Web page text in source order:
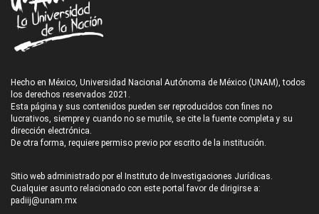
Hecho en México, Universidad Nacional Autónoma de México (UNAM), todos
los derechos reservados 2021.
Esta página y sus contenidos pueden ser reproducidos con fines no
lucrativos, siempre y cuando no se mutile, se cite la fuente completa y su
dirección electrónica.
De otra forma, requiere permiso previo por escrito de la institución.
Sitio web administrado por el Instituto de Investigaciones Jurídicas.
Cualquier asunto relacionado con este portal favor de dirigirse a:
padiij@unam.mx